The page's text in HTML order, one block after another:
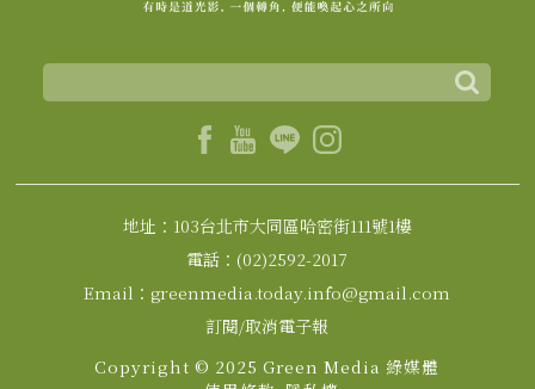
地址：103台北市大同區哈密街111號1樓
電話：(02)2592-2017
Email：greenmedia.today.info@gmail.com
訂閱/取消電子報
Copyright © 2025 Green Media 綠媒體